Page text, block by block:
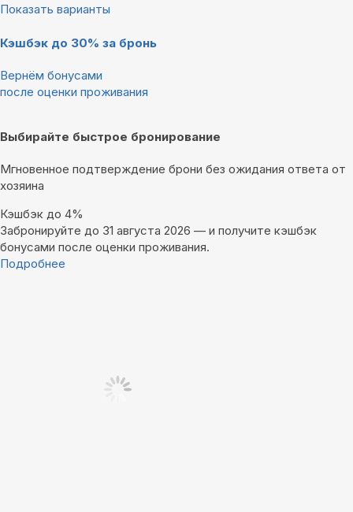
Показать варианты
Кэшбэк до 30% за бронь
Вернём бонусами
после оценки проживания
Выбирайте быстрое бронирование
Мгновенное подтверждение брони без ожидания ответа от
хозяина
Кэшбэк до 4%
Забронируйте до 31 августа 2026 — и получите кэшбэк
бонусами после оценки проживания.
Подробнее